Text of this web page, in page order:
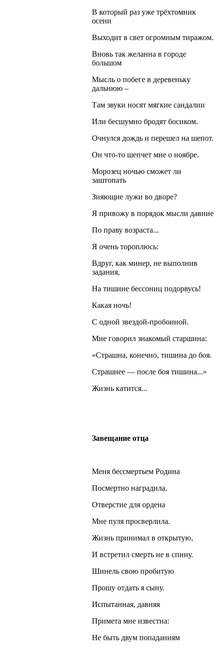
В который раз уже трёхтомник
осени
Выходит в свет огромным тиражом.
Вновь так желанна в городе
большом
Мысль о побеге в деревеньку
дальнюю –
Там звуки носят мягкие сандалии
Или бесшумно бродят босиком.
Очнулся дождь и перешел на шепот.
Он что-то шепчет мне о ноябре.
Морозец ночью сможет ли
заштопать
Зияющие лужи во дворе?
Я привожу в порядок мысли давние
По праву возраста...
Я очень тороплюсь:
Вдруг, как минер, не выполнив
задания,
На тишине бессониц подорвусь!
Какая ночь!
С одной звездой-пробоиной.
Мне говорил знакомый старшина:
«Страшна, конечно, тишина до боя.
Страшнее — после боя тишина...»
Жизнь катится...
Завещание отца
Меня бессмертьем Родина
Посмертно наградила.
Отверстие для ордена
Мне пуля просверлила.
Жизнь принимал в открытую,
И встретил смерть не в спину.
Шинель свою пробитую
Прошу отдать я сыну.
Испытанная, давняя
Примета мне известна:
Не быть двум попаданиям